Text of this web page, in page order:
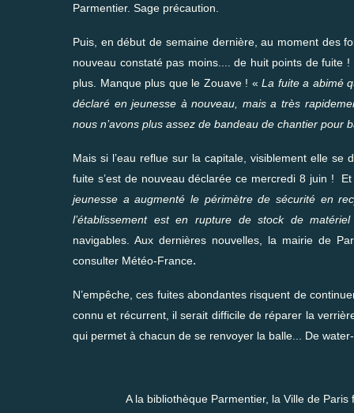
Parmentier. Sage précaution.
Puis, en début de semaine dernière, au moment des
nouveau constaté pas moins.... de huit points de fuite
plus. Manque plus que le Zouave ! « La fuite a abimé
déclaré en jeunesse à nouveau, mais a très
nous n’avons plus assez de bandeau de chantier pour
Mais si l’eau reflue sur la capitale, visiblement elle
fuite s’est de nouveau déclarée ce mercredi 8 juin !
jeunesse a augmenté le périmètre de sécurité en
l’établissement est en rupture de stock de
navigables. Aux dernières nouvelles, la mairie de
consulter Météo-France.
N’empêche, ces fuites abondantes risquent de
connu et récurrent, il serait difficile de réparer la
qui permet à chacun de se renvoyer la balle... De
A la bibliothèque Parmentier, la Ville de